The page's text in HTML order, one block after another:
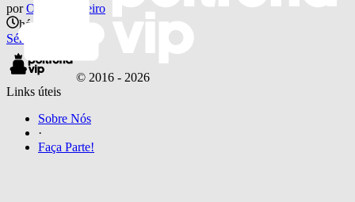
por Otavio Pinheiro
há 5 anos
Séries e TV
© 2016 - 2026
Links úteis
Sobre Nós
·
Faça Parte!